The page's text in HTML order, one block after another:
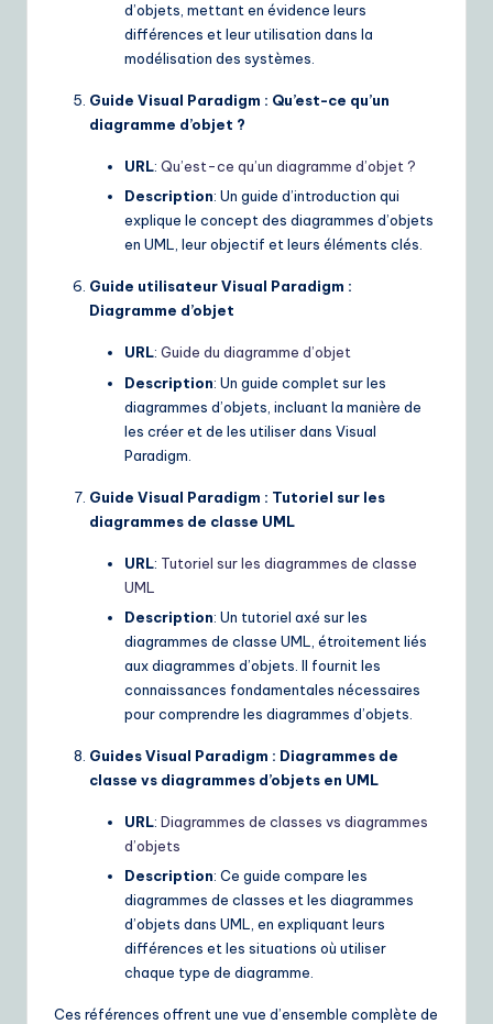
d’objets, mettant en évidence leurs
différences et leur utilisation dans la
modélisation des systèmes.
Guide Visual Paradigm : Qu’est-ce qu’un
diagramme d’objet ?
URL: Qu’est-ce qu’un diagramme d’objet ?
Description: Un guide d’introduction qui
explique le concept des diagrammes d’objets
en UML, leur objectif et leurs éléments clés.
Guide utilisateur Visual Paradigm :
Diagramme d’objet
URL: Guide du diagramme d’objet
Description: Un guide complet sur les
diagrammes d’objets, incluant la manière de
les créer et de les utiliser dans Visual
Paradigm.
Guide Visual Paradigm : Tutoriel sur les
diagrammes de classe UML
URL: Tutoriel sur les diagrammes de classe
UML
Description: Un tutoriel axé sur les
diagrammes de classe UML, étroitement liés
aux diagrammes d’objets. Il fournit les
connaissances fondamentales nécessaires
pour comprendre les diagrammes d’objets.
Guides Visual Paradigm : Diagrammes de
classe vs diagrammes d’objets en UML
URL: Diagrammes de classes vs diagrammes
d’objets
Description: Ce guide compare les
diagrammes de classes et les diagrammes
d’objets dans UML, en expliquant leurs
différences et les situations où utiliser
chaque type de diagramme.
Ces références offrent une vue d’ensemble complète de